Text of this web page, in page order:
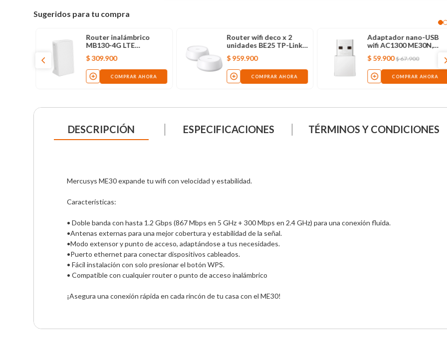
Sugeridos para tu compra
Router inalámbrico
MB130-4G LTE
Mercusys
$309.900
COMPRAR AHORA
Router wifi deco x 2
unidades BE25 TP-Link,
blanco
$ 959.900
COMPRAR AHORA
Adaptador nano-USB
wifi AC1300 ME30N,
blanco
$ 59.900 $67.900
COMPRAR AHORA
DESCRIPCIÓN ESPECIFICACIONES TÉRMINOS Y CONDICIONES
Mercusys ME30 expande tu wifi con velocidad y estabilidad.
Características:
• Doble banda con hasta 1.2 Gbps (867 Mbps en 5 GHz + 300 Mbps en 2.4 GHz) para una conexión fluida.
•Antenas externas para una mejor cobertura y estabilidad de la señal.
•Modo extensor y punto de acceso, adaptándose a tus necesidades.
•Puerto ethernet para conectar dispositivos cableados.
• Fácil instalación con solo presionar el botón WPS.
• Compatible con cualquier router o punto de acceso inalámbrico
¡Asegura una conexión rápida en cada rincón de tu casa con el ME30!